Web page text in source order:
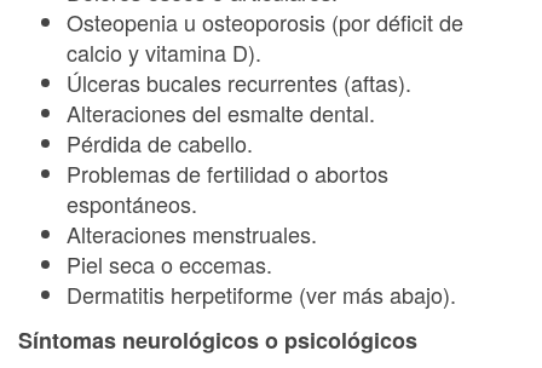
Osteopenia u osteoporosis (por déficit de
calcio y vitamina D).
Úlceras bucales recurrentes (aftas).
Alteraciones del esmalte dental.
Pérdida de cabello.
Problemas de fertilidad o abortos
espontáneos.
Alteraciones menstruales.
Piel seca o eccemas.
Dermatitis herpetiforme (ver más abajo).
Síntomas neurológicos o psicológicos